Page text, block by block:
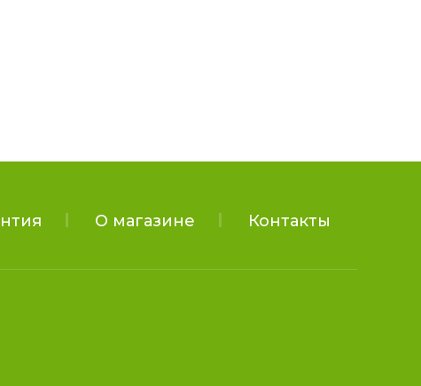
О магазине Контакты